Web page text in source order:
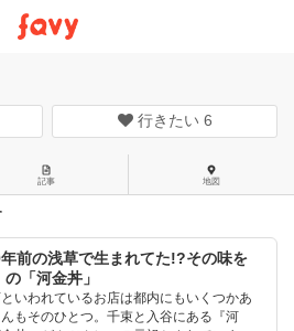
行きたい 6
記事 地図
前の浅草で生まれてた!?その味を
「河金丼」​
いわれているお店は都内にもいくつかあ
もそのひとつ。千束と入谷にある『河